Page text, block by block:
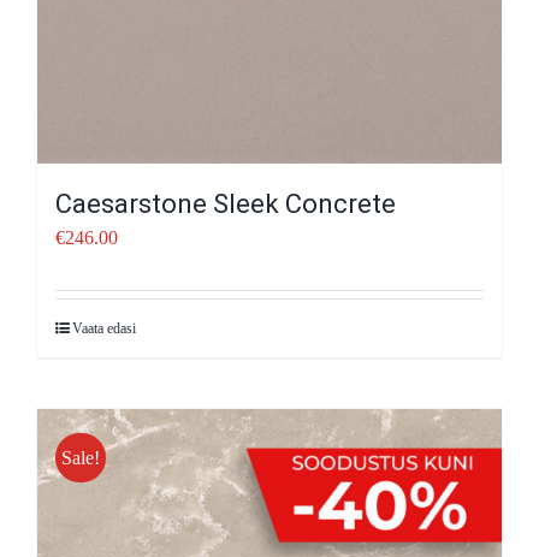
Caesarstone Sleek Concrete
€246.00
Vaata edasi
Sale!